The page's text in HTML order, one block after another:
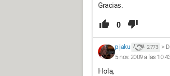
Gracias.
0
pijaku 2 773 >
5 nov. 2009 a las
Hola,